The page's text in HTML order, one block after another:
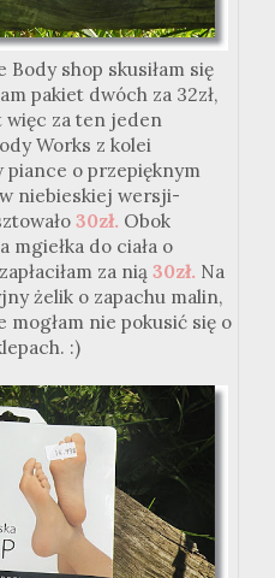
Body shop skusiłam się
pakiet dwóch za 32zł,
więc za ten jeden
Works z kolei
piance o przepięknym
niebieskiej wersji-
30zł. Obok
mgiełka do ciała o
za nią 30zł. Na
żelik o zapachu malin,
mogłam nie pokusić się o
:)